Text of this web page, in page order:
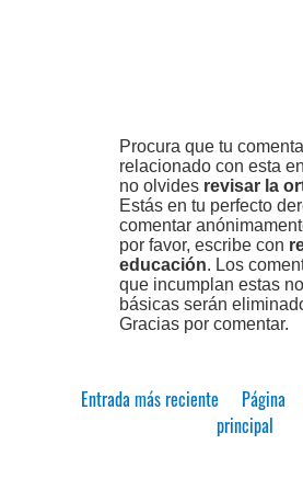
Procura que tu
relacionado con esta
no olvides revisar la
Estás en tu perfecto
comentar
por favor, escribe con
educación. Los
que incumplan estas
básicas serán
Gracias por comentar.
Entrada más reciente
Página
principal